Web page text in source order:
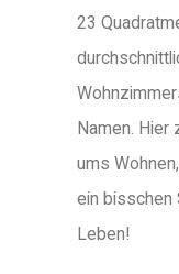
23
Namen. Hier
ums
ein bisschen
Leben!